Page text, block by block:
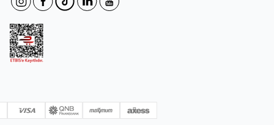
InstagramFacebook
TiktokLinkedinYoutube